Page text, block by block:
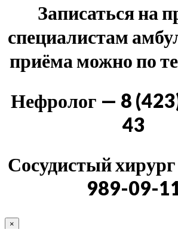
Записаться на
специалистам
приёма можно по
Нефролог — 8
43
Сосудистый
989-09-
×